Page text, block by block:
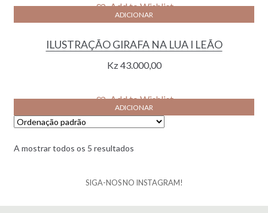
Add to Wishlist
ADICIONAR
ILUSTRAÇÃO GIRAFA NA LUA I LEÃO
Kz43.000,00
Add to Wishlist
ADICIONAR
A mostrar todos os 5 resultados
SIGA-NOS NO INSTAGRAM!